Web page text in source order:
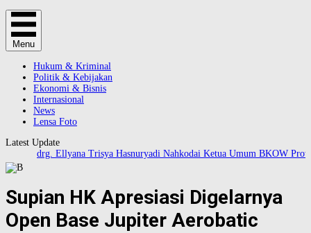
Menu
Hukum & Kriminal
Politik & Kebijakan
Ekonomi & Bisnis
Internasional
News
Lensa Foto
Latest Update
drg. Ellyana Trisya Hasnuryadi Nahkodai Ketua Umum BKOW
Supian HK Apresiasi Digelarnya
Open Base Jupiter Aerobatic